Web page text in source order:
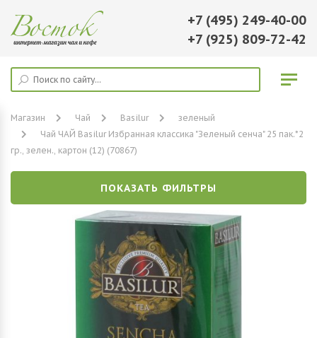
+7 (495) 249-40-00
+7 (925) 809-72-42
Магазин Чай Basilur
зеленый
Чай ЧАЙ Basilur Избранная классика "Зеленый сенча" 25 пак.*2
гр., зелен., картон (12) (70867)
ПОКАЗАТЬ ФИЛЬТРЫ